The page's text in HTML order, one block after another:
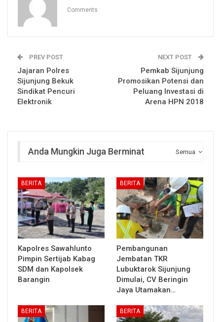
Comments
PREV POST
Jajaran Polres
Sijunjung Bekuk
Sindikat Pencuri
Elektronik
NEXT POST
Pemkab Sijunjung
Promosikan Potensi dan
Peluang Investasi di
Arena HPN 2018
Semua
Anda Mungkin Juga Berminat
BERITA
Kapolres Sawahlunto
Pimpin Sertijab Kabag
SDM dan Kapolsek
Barangin
BERITA
Pembangunan
Jembatan TKR
Lubuktarok Sijunjung
Dimulai, CV Beringin
Jaya Utamakan…
BERITA BERITA